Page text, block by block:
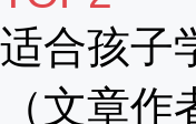
适合孩子
（文章